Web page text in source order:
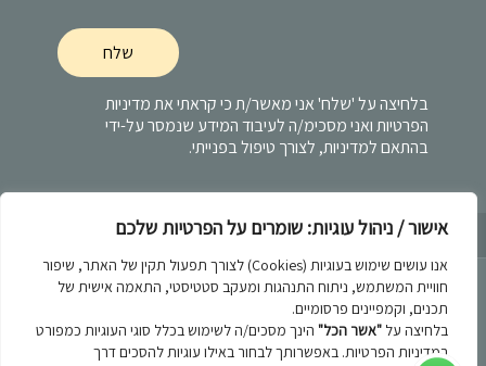
אישור / ניהול עוגיות: שומרים על הפרטיות שלכם
אנו עושים שימוש בעוגיות (Cookies) לצורך תפעול תקין של האתר, שיפור
חוויית המשתמש, ניתוח התנהגות ומעקב סטטיסטי, התאמה אישית של
תכנים, וקמפיינים פרסומיים.
בלחיצה על "אשר הכל" הינך מסכים/ה לשימוש בכלל סוגי העוגיות כמפורט
במדיניות הפרטיות. באפשרותך לבחור באילו עוגיות להסכים דרך
בלחיצה על 'שלח' אני מאשר/ת כי קראתי אתמדיניות
הפרטיותואני מסכימ/ה לעיבוד המידע שנמסר על-ידי
בהתאם למדיניות, לצורך טיפול בפנייתי.
מדיניות הפרטיות